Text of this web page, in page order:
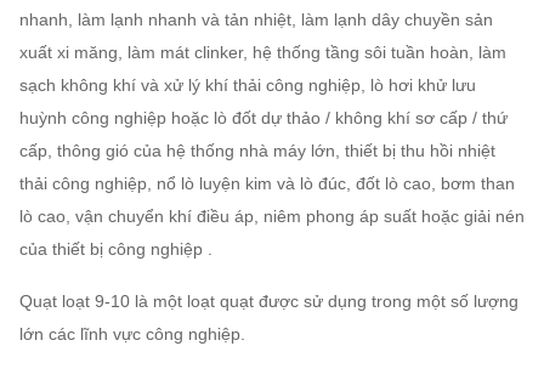
nhanh, làm lạnh nhanh và tản nhiệt, làm lạnh dây chuyền sản
xuất xi măng, làm mát clinker, hệ thống tầng sôi tuần hoàn, làm
sạch không khí và xử lý khí thải công nghiệp, lò hơi khử lưu
huỳnh công nghiệp hoặc lò đốt dự thảo / không khí sơ cấp / thứ
cấp, thông gió của hệ thống nhà máy lớn, thiết bị thu hồi nhiệt
thải công nghiệp, nổ lò luyện kim và lò đúc, đốt lò cao, bơm than
lò cao, vận chuyển khí điều áp, niêm phong áp suất hoặc giải nén
của thiết bị công nghiệp .
Quạt loạt 9-10 là một loạt quạt được sử dụng trong một số lượng
lớn các lĩnh vực công nghiệp.